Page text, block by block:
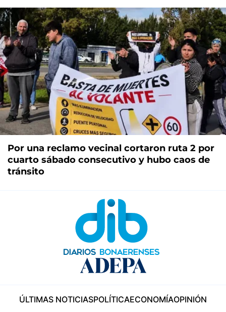
Por una reclamo vecinal cortaron ruta 2 por
cuarto sábado consecutivo y hubo caos de
tránsito
ÚLTIMAS NOTICIASPOLÍTICAECONOMÍAOPINIÓN